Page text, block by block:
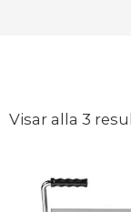
och hållbara
Som
stolta över
Visar alla 3